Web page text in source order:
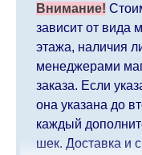
Внимание!
зависит от вида
этажа, наличия
менеджерами
заказа. Если
она указана до
каждый
шек. Доставка и